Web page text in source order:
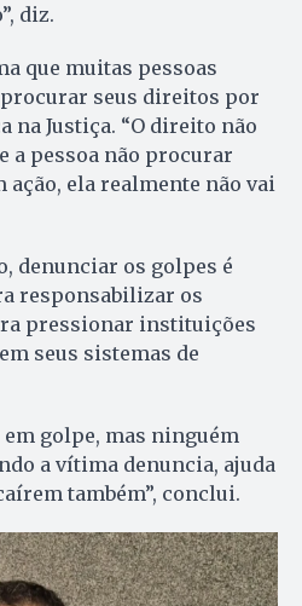
diz.
que muitas pessoas
seus direitos por
na Justiça. “O direito não
a pessoa não procurar
ação, ela realmente não vai
denunciar os golpes é
responsabilizar os
pressionar instituições
seus sistemas de
golpe, mas ninguém
a vítima denuncia, ajuda
também”, conclui.